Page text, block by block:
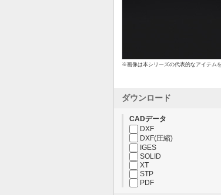
※画像は本シリーズの代表的なアイテム
ダウンロード
CADデータ
DXF
DXF(圧縮)
IGES
SOLID
XT
STP
PDF